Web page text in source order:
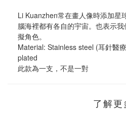
Li Kuanzhen常在畫人像時添加星
腦海裡都有各自的宇宙。也表示
擬角色。
Material: Stainless steel (耳針醫
plated
此款為一支，不是一對
了解更